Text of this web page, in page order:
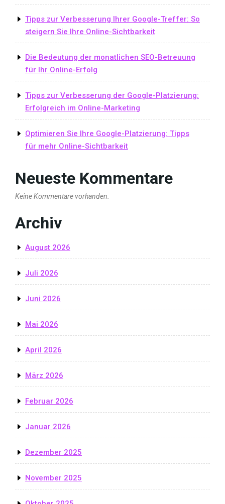
Tipps zur Verbesserung Ihrer Google-Treffer: So
steigern Sie Ihre Online-Sichtbarkeit
Die Bedeutung der monatlichen SEO-Betreuung
für Ihr Online-Erfolg
Tipps zur Verbesserung der Google-Platzierung:
Erfolgreich im Online-Marketing
Optimieren Sie Ihre Google-Platzierung: Tipps
für mehr Online-Sichtbarkeit
Neueste Kommentare
Keine Kommentare vorhanden.
Archiv
August 2026
Juli 2026
Juni 2026
Mai 2026
April 2026
März 2026
Februar 2026
Januar 2026
Dezember 2025
November 2025